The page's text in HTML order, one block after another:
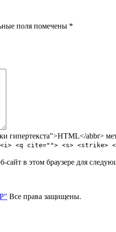
поля помечены *
гипертекста">HTML</abbr>
<q cite=""> <s> <strike>
в этом браузере для
Все права защищены.